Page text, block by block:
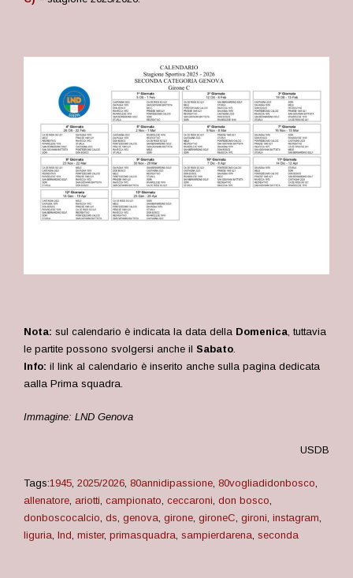
Nota: sul calendario è indicata la data della Domenica , tuttavia
le partite possono svolgersi anche il Sabato
Info: il link al calendario è inserito anche sulla pagina dedicata
aalla Prima squadra.
Immagine: LND Genova
USDB
Tags:1945 2025/2026 80annidipassione 80vogliadidonbosco
allenatore ariotti campionato ceccaroni don bosco
donboscocalcio ds genova girone gironeC gironi instagram
liguria lnd mister, primasquadra sampierdarena seconda